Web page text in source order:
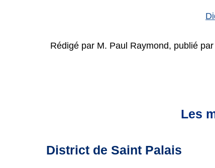
Rédigé par M. Paul Raymond, publié
Les
District de Saint Palais